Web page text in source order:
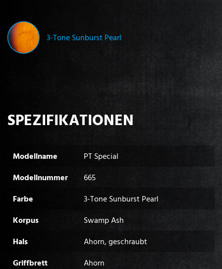
3-Tone Sunburst Pearl
SPEZIFIKATIONEN
Modellname
PT Special
Modellnummer
665
Farbe
3-Tone Sunburst Pearl
Korpus
Swamp Ash
Hals
Ahorn, geschraubt
Griffbrett
Ahorn